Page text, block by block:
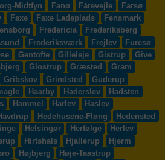
Midtfyn Fanø Fårevejle
Farsø
Faxe Faxe Ladeplads
Fensmark
Fredericia
Frederiksberg
Frederiksværk Frejlev
Furesø
Gentofte Gilleleje Gistrup
Give
Glostrup Græsted
Gram
Gribskov Grindsted
Guderup
Haarby Haderslev
Hadsten
Hammel Harlev
Haslev
Hedehusene-Fløng
Hedensted
Helsingør Herfølge
Herlev
Hirtshals Hjallerup
Hjerm
Højbjerg
Høje-Taastrup